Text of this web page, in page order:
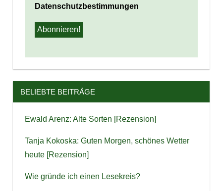
Datenschutzbestimmungen
BELIEBTE BEITRÄGE
Ewald Arenz: Alte Sorten [Rezension]
Tanja Kokoska: Guten Morgen, schönes Wetter
heute [Rezension]
Wie gründe ich einen Lesekreis?